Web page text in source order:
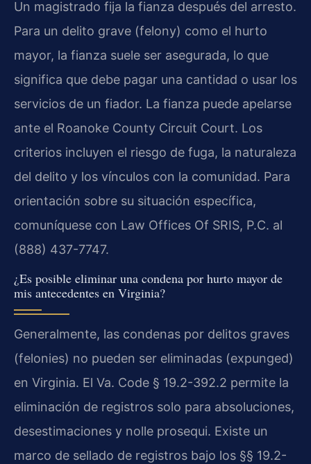
Un magistrado fija la fianza después del arresto.
Para un delito grave (felony) como el hurto
mayor, la fianza suele ser asegurada, lo que
significa que debe pagar una cantidad o usar los
servicios de un fiador. La fianza puede apelarse
ante el Roanoke County Circuit Court. Los
criterios incluyen el riesgo de fuga, la naturaleza
del delito y los vínculos con la comunidad. Para
orientación sobre su situación específica,
comuníquese con Law Offices Of SRIS, P.C. al
(888) 437-7747.
¿Es posible eliminar una condena por hurto mayor de
mis antecedentes en Virginia?
Generalmente, las condenas por delitos graves
(felonies) no pueden ser eliminadas (expunged)
en Virginia. El Va. Code § 19.2-392.2 permite la
eliminación de registros solo para absoluciones,
desestimaciones y nolle prosequi. Existe un
marco de sellado de registros bajo los §§ 19.2-